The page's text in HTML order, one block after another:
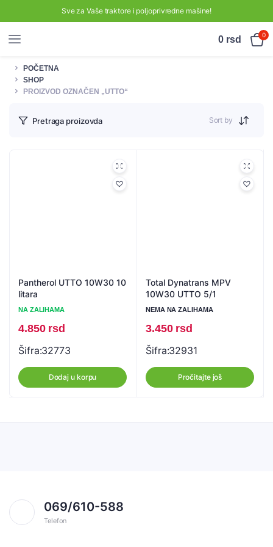
Sve za Vaše traktore i poljoprivredne mašine!
0 rsd 0
POČETNA
SHOP
PROIZVOD OZNAČEN „UTTO“
Pretraga proizovda Sort by
Pantherol UTTO 10W30 10
litara
NA ZALIHAMA
4.850 rsd
Šifra:32773
Dodaj u korpu
Total Dynatrans MPV
10W30 UTTO 5/1
NEMA NA ZALIHAMA
3.450 rsd
Šifra:32931
Pročitajte još
069/610-588
Telefon